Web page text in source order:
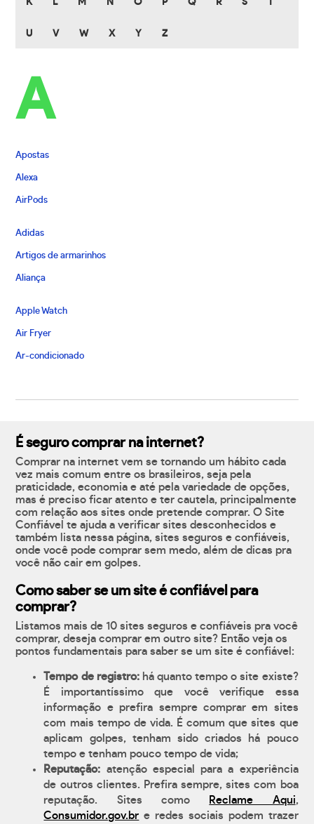
K L M N O P Q R S
U V W X Y Z
A
Apostas
Alexa
AirPods
Adidas
Artigos de armarinhos
Aliança
Apple Watch
Air Fryer
Ar-condicionado
É seguro comprar na internet?
Comprar na internet vem se tornando um hábito cada
vez mais comum entre os brasileiros, seja pela
praticidade, economia e até pela variedade de opções,
mas é preciso ficar atento e ter cautela, principalmente
com relação aos sites onde pretende comprar. O Site
Confiável te ajuda a verificar sites desconhecidos e
também lista nessa página, sites seguros e confiáveis,
onde você pode comprar sem medo, além de dicas pra
você não cair em golpes.
Como saber se um site é confiável para
comprar?
Listamos mais de 10 sites seguros e confiáveis pra você
comprar, deseja comprar em outro site? Então veja os
pontos fundamentais para saber se um site é confiável:
Tempo de registro:há quanto tempo o site existe?
É importantíssimo que você verifique essa
informação e prefira sempre comprar em sites
com mais tempo de vida. É comum que sites que
aplicam golpes, tenham sido criados há pouco
tempo e tenham pouco tempo de vida;
Reputação: atenção especial para a experiência
de outros clientes. Prefira sempre, sites com boa
reputação. Sites como
Reclame Aqui,
Consumidor.gov.br e redes sociais podem trazer